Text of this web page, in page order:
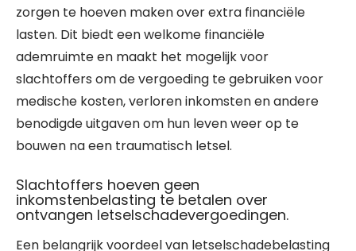
zorgen te hoeven maken over extra financiële
lasten. Dit biedt een welkome financiële
ademruimte en maakt het mogelijk voor
slachtoffers om de vergoeding te gebruiken voor
medische kosten, verloren inkomsten en andere
benodigde uitgaven om hun leven weer op te
bouwen na een traumatisch letsel.
Slachtoffers hoeven geen
inkomstenbelasting te betalen over
ontvangen letselschadevergoedingen.
Een belangrijk voordeel van letselschadebelasting